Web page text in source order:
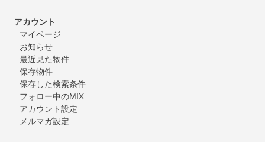
アカウント
マイページ
お知らせ
最近見た物件
保存物件
保存した検索条件
フォロー中のMIX
アカウント設定
メルマガ設定